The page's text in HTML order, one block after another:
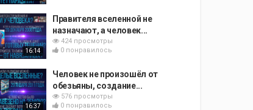
16:14
Правителя вселенной не
назначают, а человек...
424 просмотры
0 понравилось
16:37
Человек не произошёл от
обезьяны, создание...
576 просмотры
0 понравилось